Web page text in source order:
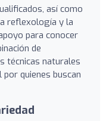
así como
reflexología y la
para conocer
de
técnicas naturales
quienes buscan